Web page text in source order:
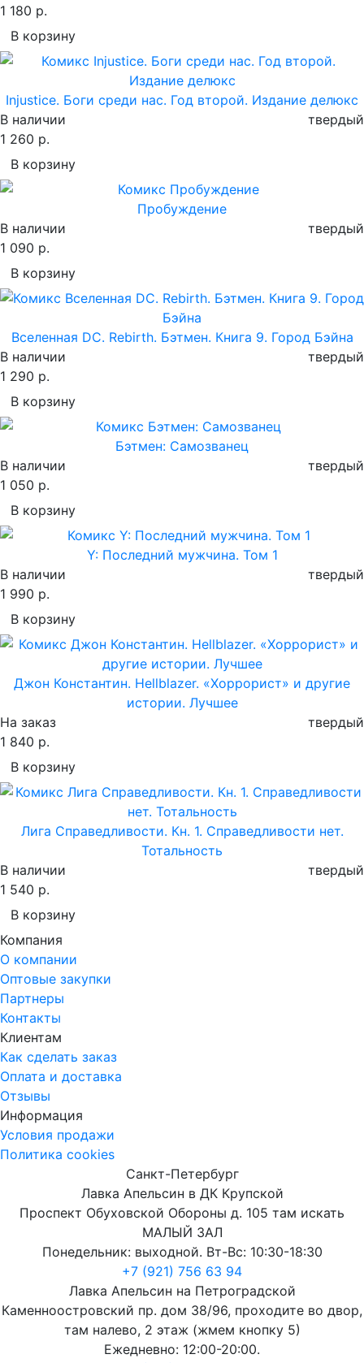
1 180 р.
В корзину
Injustice. Боги среди нас. Год второй. Издание делюкс
В наличии
твердый
1 260 р.
В корзину
Пробуждение
В наличии
твердый
1 090 р.
В корзину
Вселенная DC. Rebirth. Бэтмен. Книга 9. Город Бэйна
В наличии
твердый
1 290 р.
В корзину
Бэтмен: Самозванец
В наличии
твердый
1 050 р.
В корзину
Y: Последний мужчина. Том 1
В наличии
твердый
1 990 р.
В корзину
Джон Константин. Hellblazer. «Хоррорист» и другие
истории. Лучшее
На заказ
твердый
1 840 р.
В корзину
Лига Справедливости. Кн. 1. Справедливости нет.
Тотальность
В наличии
твердый
1 540 р.
В корзину
Компания
О компании
Оптовые закупки
Партнеры
Контакты
Клиентам
Как сделать заказ
Оплата и доставка
Отзывы
Информация
Условия продажи
Политика cookies
Санкт-Петербург
Лавка Апельсин в ДК Крупской
Проспект Обуховской Обороны д. 105 там искать
МАЛЫЙ ЗАЛ
Понедельник: выходной. Вт-Вс: 10:30-18:30
+7 (921) 756 63 94
Лавка Апельсин на Петроградской
Каменноостровский пр. дом 38/96, проходите во двор,
там налево, 2 этаж (жмем кнопку 5)
Ежедневно: 12:00-20:00.